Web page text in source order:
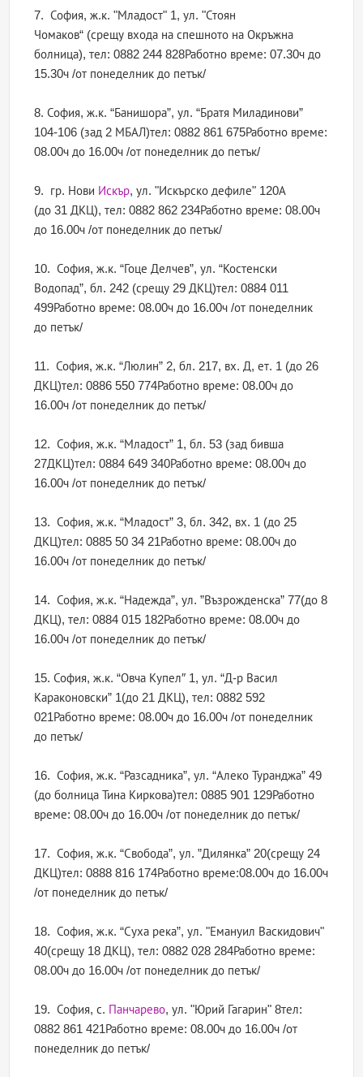
7. София, ж.к. "Младост" 1, ул. "Стоян
Чомаков“ (срещу входа на спешното на Окръжна
болница), тел: 0882 244 828Работно време: 07.30ч до
15.30ч /от понеделник до петък/
8. София, ж.к. “Банишора”, ул. “Братя Миладинови”
104-106 (зад 2 МБАЛ)тел: 0882 861 675Работно време:
08.00ч до 16.00ч /от понеделник до петък/
9. гр. Нови Искър, ул. "Искърско дефиле" 120А
(до 31 ДКЦ), тел: 0882 862 234Работно време: 08.00ч
до 16.00ч /от понеделник до петък/
10. София, ж.к. “Гоце Делчев”, ул. “Костенски
Водопад”, бл. 242 (срещу 29 ДКЦ)тел: 0884 011
499Работно време: 08.00ч до 16.00ч /от понеделник
до петък/
11. София, ж.к. “Люлин” 2, бл. 217, вх. Д, ет. 1 (до 26
ДКЦ)тел: 0886 550 774Работно време: 08.00ч до
16.00ч /от понеделник до петък/
12. София, ж.к. “Младост” 1, бл. 53 (зад бивша
27ДКЦ)тел: 0884 649 340Работно време: 08.00ч до
16.00ч /от понеделник до петък/
13. София, ж.к. “Младост” 3, бл. 342, вх. 1 (до 25
ДКЦ)тел: 0885 50 34 21Работно време: 08.00ч до
16.00ч /от понеделник до петък/
14. София, ж.к. “Надежда”, ул. ”Възрожденска” 77(до 8
ДКЦ), тел: 0884 015 182Работно време: 08.00ч до
16.00ч /от понеделник до петък/
15. София, ж.к. “Овча Купел″ 1, ул. “Д-р Васил
Караконовски” 1(до 21 ДКЦ), тел: 0882 592
021Работно време: 08.00ч до 16.00ч /от понеделник
до петък/
16. София, ж.к. “Разсадника”, ул. “Алеко Туранджа” 49
(до болница Тина Киркова)тел: 0885 901 129Работно
време: 08.00ч до 16.00ч /от понеделник до петък/
17. София, ж.к. “Свобода”, ул. ”Дилянка” 20(срещу 24
ДКЦ)тел: 0888 816 174Работно време:08.00ч до 16.00ч
/от понеделник до петък/
18. София, ж.к. “Суха река”, ул. "Емануил Васкидович"
40(срещу 18 ДКЦ), тел: 0882 028 284Работно време:
08.00ч до 16.00ч /от понеделник до петък/
19. София, с. Панчарево, ул. "Юрий Гагарин" 8тел:
0882 861 421Работно време: 08.00ч до 16.00ч /от
понеделник до петък/